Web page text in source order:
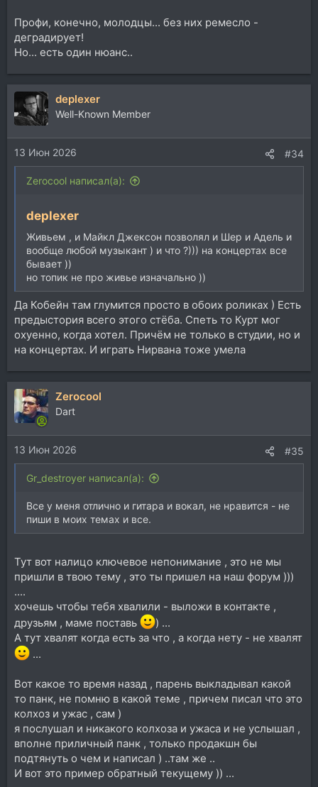
Профи, конечно, молодцы... без них ремесло -
деградирует!
Но... есть один нюанс..
deplexer
Well-Known Member
13 Июн 2026 #34
Zerocool написал(а):
deplexer
Живьем , и Майкл Джексон позволял и Шер и Адель и
вообще любой музыкант ) и что ?))) на концертах все
бывает ))
но топик не про живье изначально ))
Да Кобейн там глумится просто в обоих роликах ) Есть
предыстория всего этого стёба. Спеть то Курт мог
охуенно, когда хотел. Причём не только в студии, но и
на концертах. И играть Нирвана тоже умела
Zerocool
Dart
13 Июн 2026 #35
Gr_destroyer написал(а):
Все у меня отлично и гитара и вокал, не нравится - не
пиши в моих темах и все.
Тут вот налицо ключевое непонимание , это не мы
пришли в твою тему , это ты пришел на наш форум )))
....
хочешь чтобы тебя хвалили - выложи в контакте ,
друзьям , маме поставь
) ...
А тут хвалят когда есть за что , а когда нету - не хвалят
...
Вот какое то время назад , парень выкладывал какой
то панк, не помню в какой теме , причем писал что это
колхоз и ужас , сам )
я послушал и никакого колхоза и ужаса и не услышал ,
вполне приличный панк , только продакшн бы
подтянуть о чем и написал ) ..там же ..
И вот это пример обратный текущему )) ...